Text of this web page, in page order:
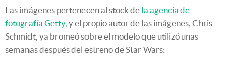
Las imágenes pertenecen al stock de la agencia de
fotografía Getty, y el propio autor de las imágenes, Chris
Schmidt, ya bromeó sobre el modelo que utilizó unas
semanas después del estreno de Star Wars: